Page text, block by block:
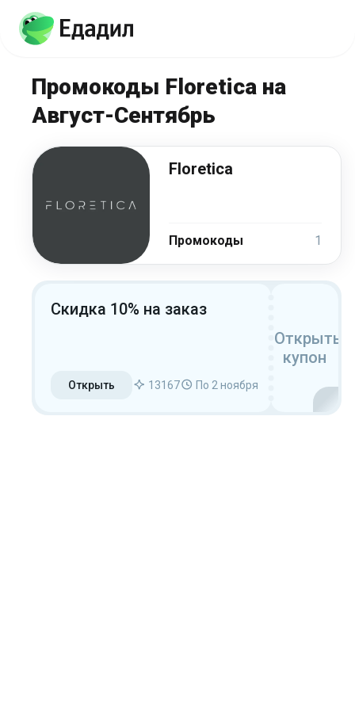
Промокоды Floretica на
Август-Сентябрь
Floretica
Промокоды 1
Скидка 10% на заказ
Открыть 13167 По 2 ноября
Открыть
купон